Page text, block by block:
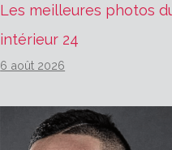
Les meilleures photos
intérieur 24
6 août 2026